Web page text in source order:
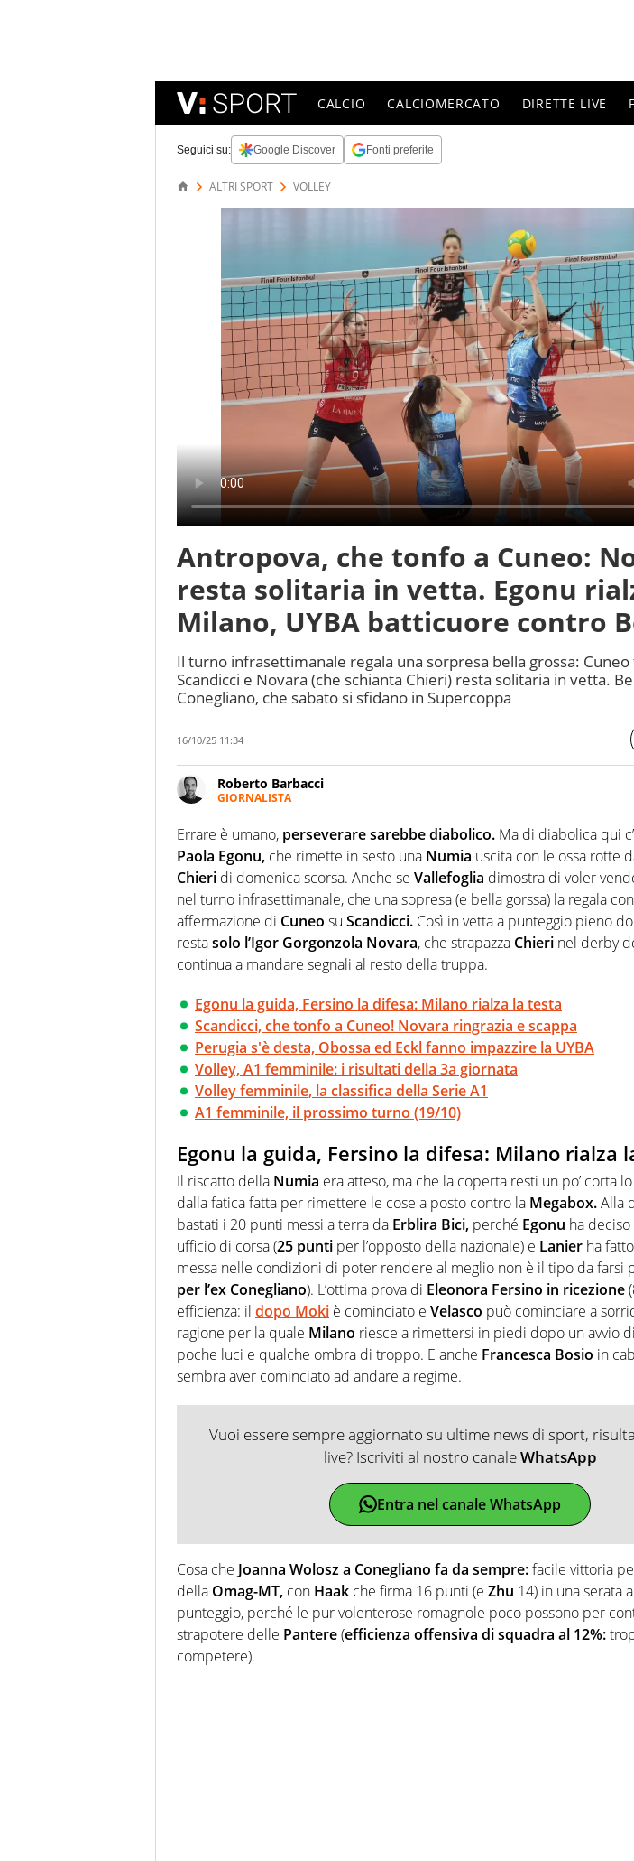
CALCIO CALCIOMERCATO DIRETTE LIVE
Seguici su: Google Discover Fonti preferite
ALTRI SPORT VOLLEY
Antropova, che tonfo a Cuneo:
resta solitaria in vetta. Egonu
Milano, UYBA batticuore contro
Il turno infrasettimanale regala una sorpresa bella grossa:
Scandicci e Novara (che schianta Chieri) resta solitaria in vetta.
Conegliano, che sabato si sfidano in Supercoppa
16/10/25 11:34
Roberto Barbacci
GIORNALISTA
Giornalista (pubblicista) sportivo a tutto campo, è il tuttologo di
chiedergli di boxe, di scherma, di volley o di curling: ve ne farà
Errare è umano, perseverare sarebbe diabolico. Ma di diabolica qui
Paola Egonu, che rimette in sesto una Numia uscita con le ossa rotte
Chieri di domenica scorsa. Anche se Vallefoglia dimostra di voler
nel turno infrasettimanale, che una sopresa (e bella gorssa) la regala
affermazione di Cuneo su Scandicci. Così in vetta a punteggio pieno
restasolo l’Igor Gorgonzola Novara, che strapazza Chieri nel derby
continua a mandare segnali al resto della truppa.
Egonu la guida, Fersino la difesa: Milano rialza la testa
Scandicci, che tonfo a Cuneo! Novara ringrazia e scappa
Perugia s'è desta, Obossa ed Eckl fanno impazzire la UYBA
Volley, A1 femminile: i risultati della 3a giornata
Volley femminile, la classifica della Serie A1
A1 femminile, il prossimo turno (19/10)
Egonu la guida, Fersino la difesa: Milano rialza
Il riscatto della Numia era atteso, ma che la coperta resti un po’ corta
dalla fatica fatta per rimettere le cose a posto contro la Megabox.Alla
bastati i 20 punti messi a terra da Erblira Bici, perché Egonu ha
ufficio di corsa (25 punti per l’opposto della nazionale) e Lanier ha
messa nelle condizioni di poter rendere al meglio non è il tipo da farsi
per l’ex Conegliano). L’ottima prova di Eleonora Fersino in ricezione
efficienza: il dopo Moki è cominciato e Velasco può cominciare a
ragione per la quale Milano riesce a rimettersi in piedi dopo un avvio
poche luci e qualche ombra di troppo. E anche Francesca Bosio in
sembra aver cominciato ad andare a regime.
Vuoi essere sempre aggiornato su ultime news di sport,
live? Iscriviti al nostro canaleWhatsApp
Entra nel canale WhatsApp
Cosa che Joanna Wolosz a Conegliano fa da sempre:facile vittoria
della Omag-MT, con Haak che firma 16 punti (e Zhu 14) in una serata
punteggio, perché le pur volenterose romagnole poco possono per
strapotere delle Pantere(efficienza offensiva di squadra al 12%:
competere).